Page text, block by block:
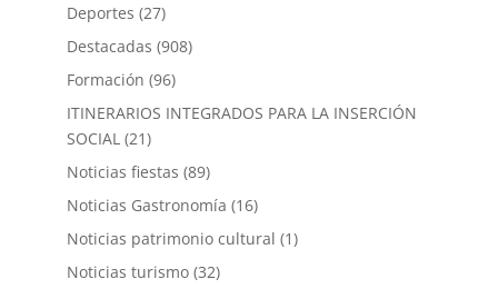
Deportes (27)
Destacadas (908)
Formación (96)
ITINERARIOS INTEGRADOS PARA LA INSERCIÓN
SOCIAL (21)
Noticias fiestas (89)
Noticias Gastronomía (16)
Noticias patrimonio cultural (1)
Noticias turismo(32)